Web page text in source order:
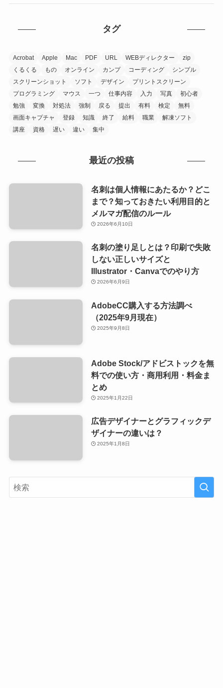
タグ
Acrobat Apple Mac PDF URL WEBディレクター
zip
くるくる
もの オンライン カンプ コーディング
シンプル
スクリーンショット
ソフト デザイン
プリントスクリーン
プログラミング
マウス 一つ 仕事内容 入力 写真
初心者
勉強
変換 対処法 強制 戻る 提出 有料 検定
無料
画面キャプチャ
登録 知識 終了 給料 職業
解凍ソフト
講座
資格 遅い 違い 集中
最近の投稿
名刺は個人情報にあたるか？どこ
まで？知っておきたい利用目的と
メルマガ配信のルール
2026年6月10日
名刺の塗り足しとは？印刷で失敗
しない正しいサイズと
Illustrator・Canvaでのやり方
2026年6月9日
AdobeCC購入する方法調べ
（2025年9月現在）
2025年9月8日
Adobe Stock/アドビストックを無
料での使い方・商用利用・料金ま
とめ
2025年1月22日
広告デザイナーとグラフィックデ
ザイナーの違いは？
2025年1月8日